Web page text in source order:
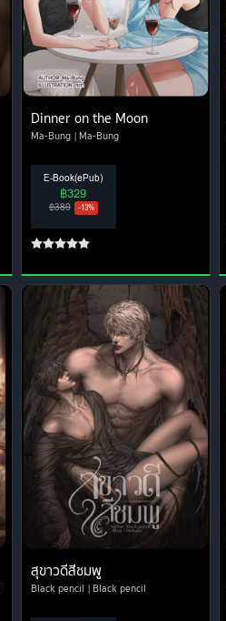
Dinner on the Moon
Ma-Bung Ma-Bung
E-Book(ePub)
฿329
฿380 -13%
สุขาวดีสีชมพู
Black pencil Black pencil